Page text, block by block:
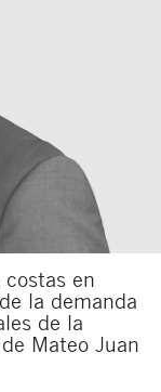
costas en
la demanda
de la
Mateo Juan